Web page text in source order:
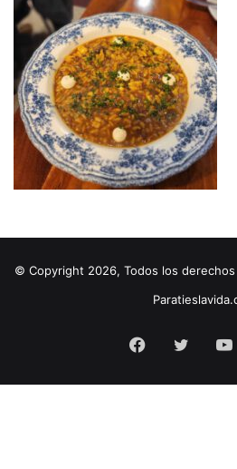
© Copyright 2026, Todos los
Facebook
Twitter